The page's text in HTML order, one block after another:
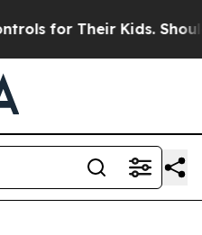
for Their Kids. Should